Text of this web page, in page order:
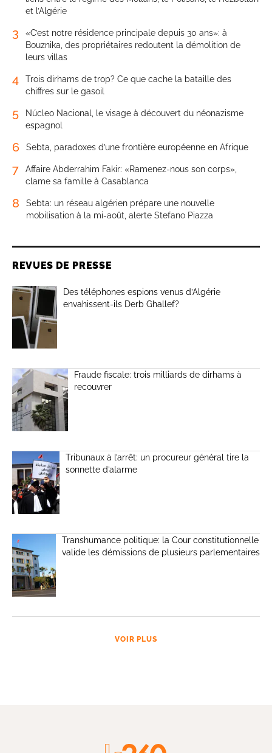
et l’Algérie
3
«C’est notre résidence principale depuis 30 ans»: à
Bouznika, des propriétaires redoutent la démolition de
leurs villas
4
Trois dirhams de trop? Ce que cache la bataille des
chiffres sur le gasoil
5
Núcleo Nacional, le visage à découvert du néonazisme
espagnol
6 Sebta, paradoxes d’une frontière européenne en Afrique
7
Affaire Abderrahim Fakir: «Ramenez-nous son corps»,
clame sa famille à Casablanca
8
Sebta: un réseau algérien prépare une nouvelle
mobilisation à la mi-août, alerte Stefano Piazza
REVUES DE PRESSE
Des téléphones espions venus d’Algérie
envahissent-ils Derb Ghallef?
Fraude fiscale: trois milliards de dirhams à
recouvrer
Tribunaux à l’arrêt: un procureur général tire la
sonnette d’alarme
Transhumance politique: la Cour constitutionnelle
valide les démissions de plusieurs parlementaires
VOIR PLUS